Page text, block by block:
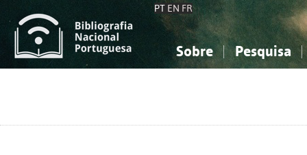
PT EN FR
Sobre Pesquisa